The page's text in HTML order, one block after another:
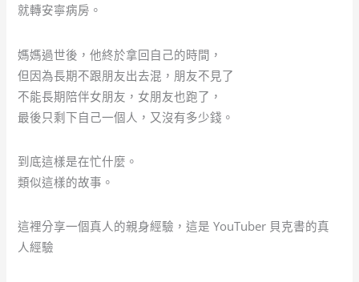
就轉安寧病房。
媽媽過世後，他終於拿回自己的時間，
但因為長期不跟朋友出去混，朋友不見了
不能長期陪伴女朋友，女朋友也跑了，
最後只剩下自己一個人，又沒有多少錢。
到底這樣是在忙什麼。
類似這樣的故事。
這裡分享一個真人的親身經驗，這是 YouTuber 貝克書的真
人經驗